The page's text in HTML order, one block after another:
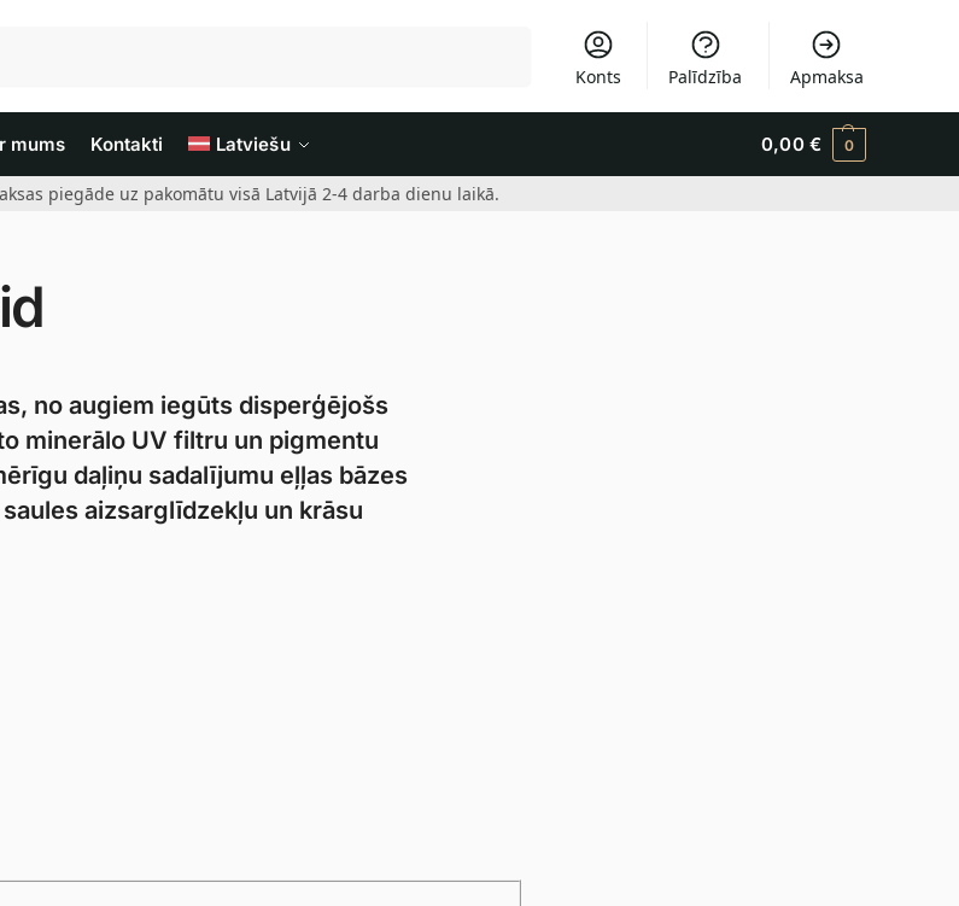
Konts Palīdzība Apmaksa
mums Kontakti Latviešu 0,00 € 0
piegāde uz pakomātu visā Latvijā 2-4 darba dienu laikā.
no augiem iegūts disperģējošs
minerālo UV filtru un pigmentu
daļiņu sadalījumu eļļas bāzes
aizsarglīdzekļu un krāsu